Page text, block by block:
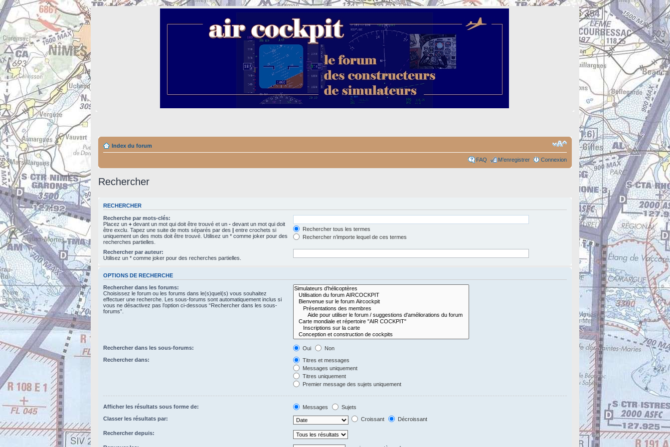
Index du forum
FAQ M’enregistrer Connexion
Rechercher
RECHERCHER
Recherche par mots-clés:
Placez un + devant un mot qui doit être trouvé et un - devant un mot qui doit
être exclu. Tapez une suite de mots séparés par des | entre crochets si
uniquement un des mots doit être trouvé. Utilisez un * comme joker pour des
recherches partielles.
Rechercher tous les termes
Rechercher n’importe lequel de ces termes
Rechercher par auteur:
Utilisez un * comme joker pour des recherches partielles.
OPTIONS DE RECHERCHE
Rechercher dans les forums:
Choisissez le forum ou les forums dans le(s)quel(s) vous souhaitez
effectuer une recherche. Les sous-forums sont automatiquement inclus si
vous ne désactivez pas l’option ci-dessous “Rechercher dans les sous-
forums”.
Rechercher dans les sous-forums: Oui
Non
Rechercher dans:
Titres et messages
Messages uniquement
Titres uniquement
Premier message des sujets uniquement
Afficher les résultats sous forme de: Messages
Sujets
Classer les résultats par:
Croissant Décroissant
Rechercher depuis: